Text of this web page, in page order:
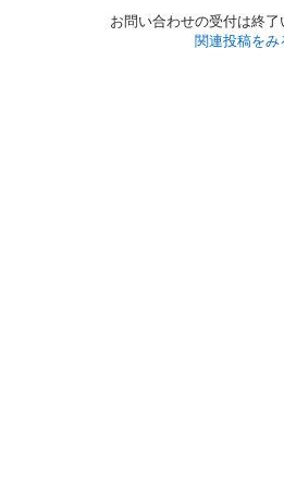
お問い合わせの受付は終了
関連投稿をみ